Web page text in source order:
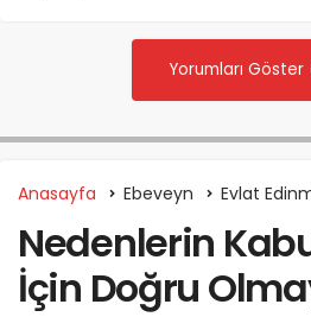
Yorumları Göster
Anasayfa Ebeveyn Evlat
Nedenlerin
İçin Doğru